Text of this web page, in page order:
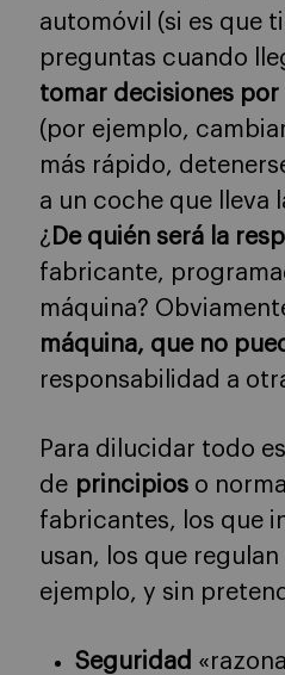
automóvil (si es que
preguntas cuando
tomar decisiones por
(por ejemplo,
más rápido,
a un coche que lleva
¿ De quién será la
fabricante,
máquina?
máquina, que no
responsabilidad a
Para dilucidar todo
de principios o
fabricantes, los que
usan, los que
ejemplo, y sin
Seguridad